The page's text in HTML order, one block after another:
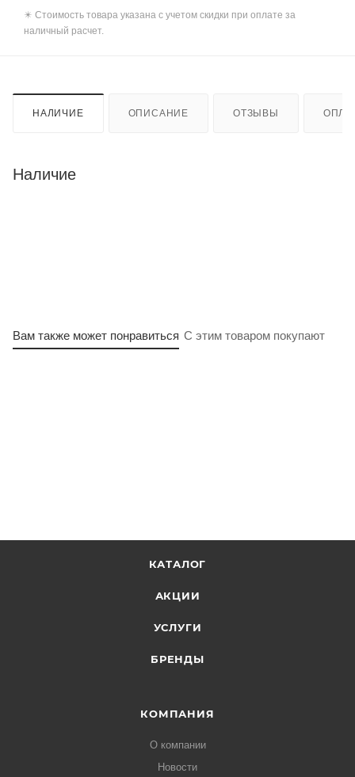
✴️ Стоимость товара указана с учетом скидки при оплате за
наличный расчет.
НАЛИЧИЕ ОПИСАНИЕ ОТЗЫВЫ
Наличие
Вам также может понравиться С этим товаром покупают
КАТАЛОГ
АКЦИИ
УСЛУГИ
БРЕНДЫ
КОМПАНИЯ
О компании
Новости